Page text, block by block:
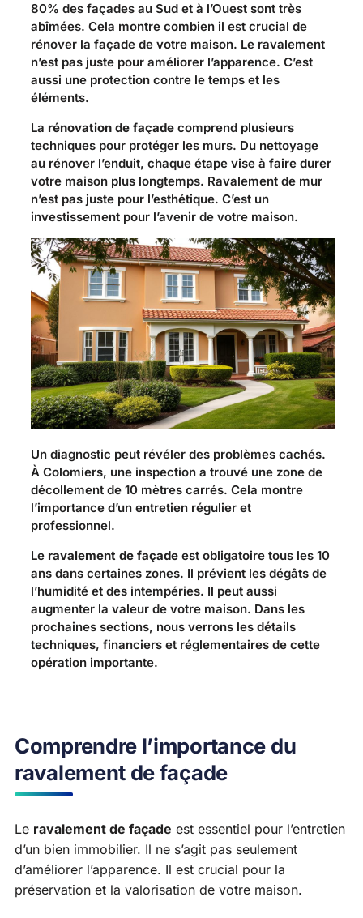
80% des façades au Sud et à l’Ouest sont très
abîmées. Cela montre combien il est crucial de
rénover la façade de votre maison. Le ravalement
n’est pas juste pour améliorer l’apparence. C’est
aussi une protection contre le temps et les
éléments.
La rénovation de façade comprend plusieurs
techniques pour protéger les murs. Du nettoyage
au rénover l’enduit, chaque étape vise à faire durer
votre maison plus longtemps. Ravalement de mur
n’est pas juste pour l’esthétique. C’est un
investissement pour l’avenir de votre maison.
Un diagnostic peut révéler des problèmes cachés.
À Colomiers, une inspection a trouvé une zone de
décollement de 10 mètres carrés. Cela montre
l’importance d’un entretien régulier et
professionnel.
Le ravalement de façade est obligatoire tous les 10
ans dans certaines zones. Il prévient les dégâts de
l’humidité et des intempéries. Il peut aussi
augmenter la valeur de votre maison. Dans les
prochaines sections, nous verrons les détails
techniques, financiers et réglementaires de cette
opération importante.
Comprendre l’importance du
ravalement de façade
Le ravalement de façade est essentiel pour l’entretien
d’un bien immobilier. Il ne s’agit pas seulement
d’améliorer l’apparence. Il est crucial pour la
préservation et la valorisation de votre maison.